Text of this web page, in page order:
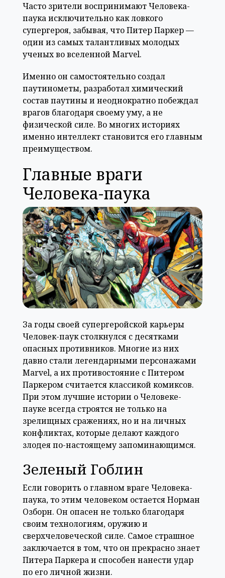
Часто зрители воспринимают Человека-
паука исключительно как ловкого
супергероя, забывая, что Питер Паркер —
один из самых талантливых молодых
ученых во вселенной Marvel.
Именно он самостоятельно создал
паутинометы, разработал химический
состав паутины и неоднократно побеждал
врагов благодаря своему уму, а не
физической силе. Во многих историях
именно интеллект становится его главным
преимуществом.
Главные враги
Человека-паука
За годы своей супергеройской карьеры
Человек-паук столкнулся с десятками
опасных противников. Многие из них
давно стали легендарными персонажами
Marvel, а их противостояние с Питером
Паркером считается классикой комиксов.
При этом лучшие истории о Человеке-
пауке всегда строятся не только на
зрелищных сражениях, но и на личных
конфликтах, которые делают каждого
злодея по-настоящему запоминающимся.
Зеленый Гоблин
Если говорить о главном враге Человека-
паука, то этим человеком остается Норман
Озборн. Он опасен не только благодаря
своим технологиям, оружию и
сверхчеловеческой силе. Самое страшное
заключается в том, что он прекрасно знает
Питера Паркера и способен нанести удар
по его личной жизни.